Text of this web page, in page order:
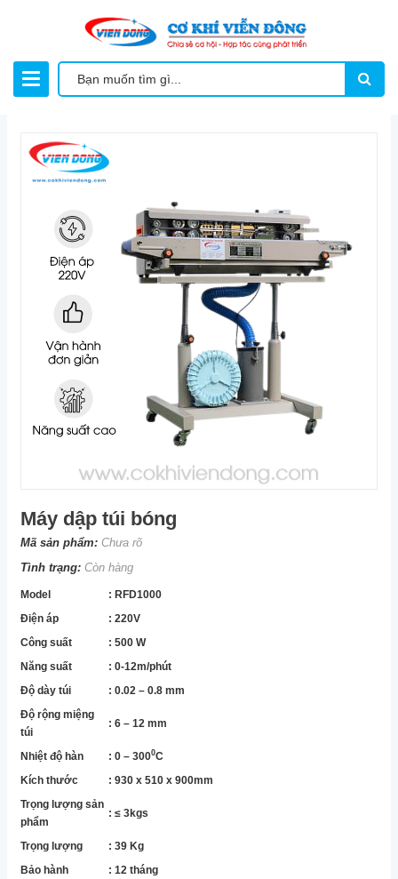
Máy dập túi bóng
Mã sản phẩm: Chưa rõ
Tình trạng: Còn hàng
Model
: RFD1000
Điện áp
: 220V
Công suất
: 500 W
Năng suất
: 0-12m/phút
Độ dày túi
: 0.02 – 0.8 mm
Độ rộng miệng
túi
: 6 – 12 mm
Nhiệt độ hàn : 0 – 3000C
Kích thước
: 930 x 510 x 900mm
Trọng lượng sản
phẩm
: ≤ 3kgs
Trọng lượng
: 39 Kg
Bảo hành
: 12 tháng